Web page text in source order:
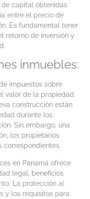
capital obtenidas.
entre el precio de
Es fundamental tener
retorno de inversión y
inmuebles:
impuestos sobre
valor de la propiedad.
construcción están
durante los
Sin embargo, una
los propietarios
correspondientes.
en Panamá ofrece
legal, beneficios
La protección al
y los requisitos para